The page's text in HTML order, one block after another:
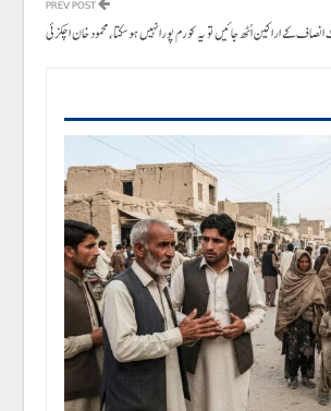
انصاف کے اراکین اُٹھ جائیں تو یہ کورم پورا نہیں ہوسکتا،محمود خان اچکزئی